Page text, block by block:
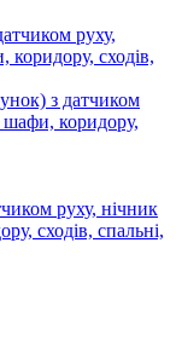
руху, нічник
сходів, спальні,